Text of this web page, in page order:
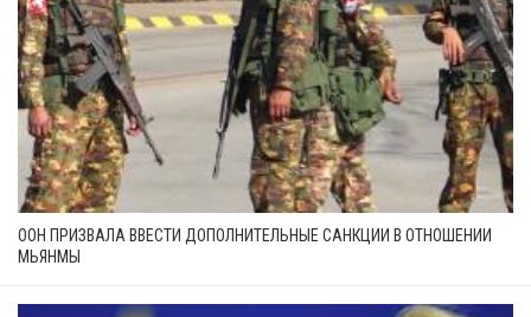
ООН ПРИЗВАЛА ВВЕСТИ ДОПОЛНИТЕЛЬНЫЕ САНКЦИИ В ОТНОШЕНИИ
МЬЯНМЫ